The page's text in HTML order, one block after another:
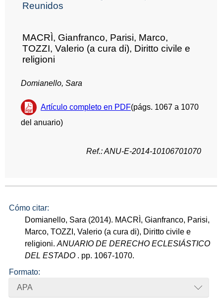
Reunidos
MACRÌ, Gianfranco, Parisi, Marco,
TOZZI, Valerio (a cura di), Diritto civile e
religioni
Domianello, Sara
Artículo completo en PDF(págs. 1067 a 1070
del anuario)
Ref.: ANU-E-2014-10106701070
Cómo citar:
Domianello, Sara (2014). MACRÌ, Gianfranco, Parisi,
Marco, TOZZI, Valerio (a cura di), Diritto civile e
religioni.ANUARIO DE DERECHO ECLESIÁSTICO
DEL ESTADO . pp. 1067-1070.
Formato:
APA